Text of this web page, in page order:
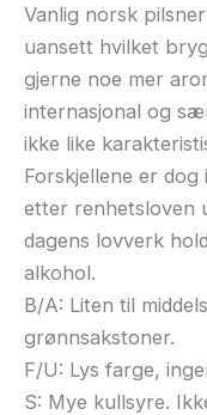
Vanlig norsk
uansett hvilket
gjerne noe mer
internasjonal og
ikke like
Forskjellene er
etter renhetsloven
dagens lovverk
alkohol.
B/A: Liten til
grønnsakstoner.
F/U: Lys farge,
S: Mye kullsyre.